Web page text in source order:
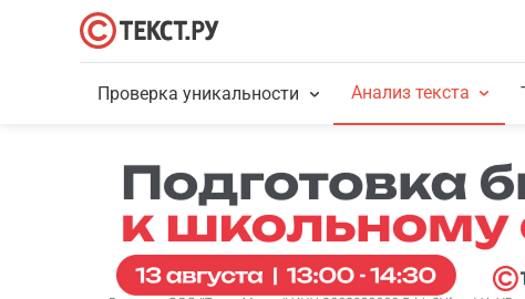
Проверка уникальности Анализ текста